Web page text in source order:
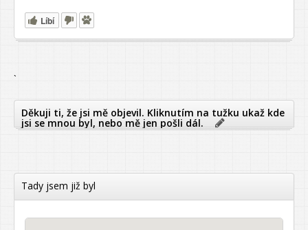
Líbí
`
Děkuji ti, že jsi mě objevil. Kliknutím na tužku ukaž kde
jsi se mnou byl, nebo mě jen pošli dál.
Tady jsem již byl